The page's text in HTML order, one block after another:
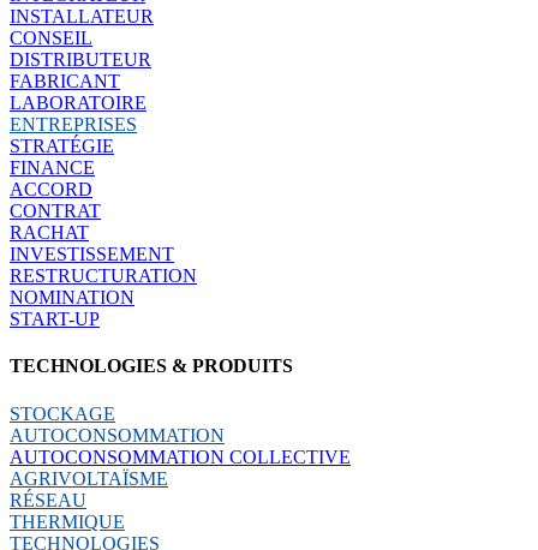
INSTALLATEUR
CONSEIL
DISTRIBUTEUR
FABRICANT
LABORATOIRE
ENTREPRISES
STRATÉGIE
FINANCE
ACCORD
CONTRAT
RACHAT
INVESTISSEMENT
RESTRUCTURATION
NOMINATION
START-UP
TECHNOLOGIES & PRODUITS
STOCKAGE
AUTOCONSOMMATION
AUTOCONSOMMATION COLLECTIVE
AGRIVOLTAÏSME
RÉSEAU
THERMIQUE
TECHNOLOGIES